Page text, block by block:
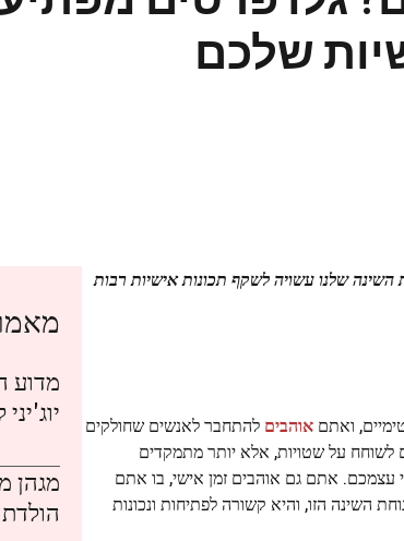
שלכם
השינה שלנו עשויה לשקף תכונות אישיות רבות
ואתם אוהבים להתחבר לאנשים שחולקים
על שטויות, אלא יותר מתמקדים
עצמכם. אתם גם אוהבים זמן אישי, בו אתם
השינה הזו, והיא קשורה לפתיחות ונכונות
מדוע
מגהן
הולדתה ה-